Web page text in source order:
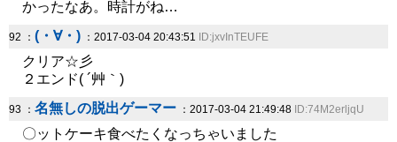
かったなあ。時計がね…
92 ： (・∀・) ：2017-03-04 20:43:51 ID:jxvInTEUFE
クリア☆彡
２エンド( ´艸｀)
93 ： 名無しの脱出ゲーマー ：2017-03-04 21:49:48 ID:74M2erljqU
〇ットケーキ食べたくなっちゃいました